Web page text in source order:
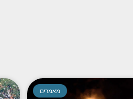
מאמרים